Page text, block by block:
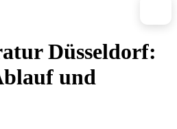
Düsseldorf:
und